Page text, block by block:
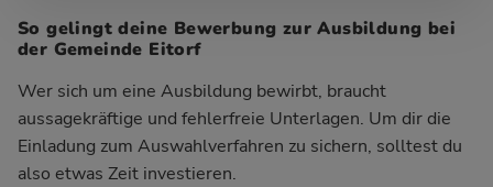
So gelingt deine Bewerbung zur Ausbildung bei
der Gemeinde Eitorf
Wer sich um eine Ausbildung bewirbt, braucht
aussagekräftige und fehlerfreie Unterlagen. Um dir die
Einladung zum Auswahlverfahren zu sichern, solltest du
also etwas Zeit investieren.